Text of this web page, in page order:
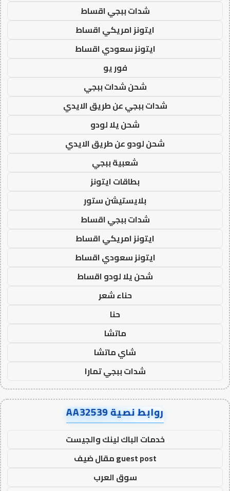
شدات ببجي اقساط
ايتونز امريكي اقساط
ايتونز سعودي اقساط
فور يو
شحن شدات ببجي
شدات ببجي عن طريق الايدي
شحن يلا لودو
شحن لودو عن طريق الايدي
شعبية ببجي
بطاقات ايتونز
بلايستيشن ستور
شدات ببجي اقساط
ايتونز امريكي اقساط
ايتونز سعودي اقساط
شحن يلا لودو اقساط
حناء شعر
حنا
ماتشا
شاي ماتشا
شدات ببجي تمارا
روابط نصية AA32539
خدمات الباك لينك والجيست
guest post مقال ضيف
سوق العرب